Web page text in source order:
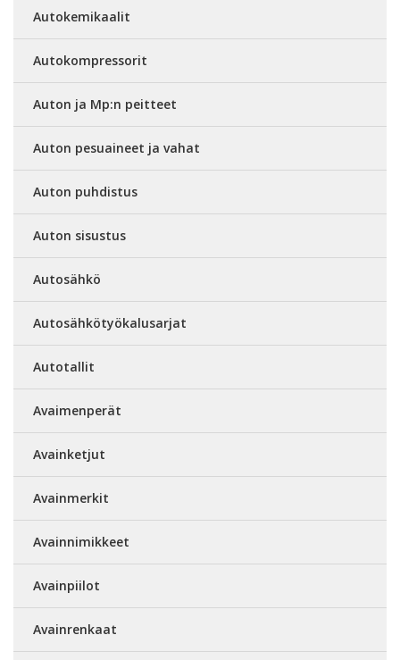
Autokemikaalit
Autokompressorit
Auton ja Mp:n peitteet
Auton pesuaineet ja vahat
Auton puhdistus
Auton sisustus
Autosähkö
Autosähkötyökalusarjat
Autotallit
Avaimenperät
Avainketjut
Avainmerkit
Avainnimikkeet
Avainpiilot
Avainrenkaat